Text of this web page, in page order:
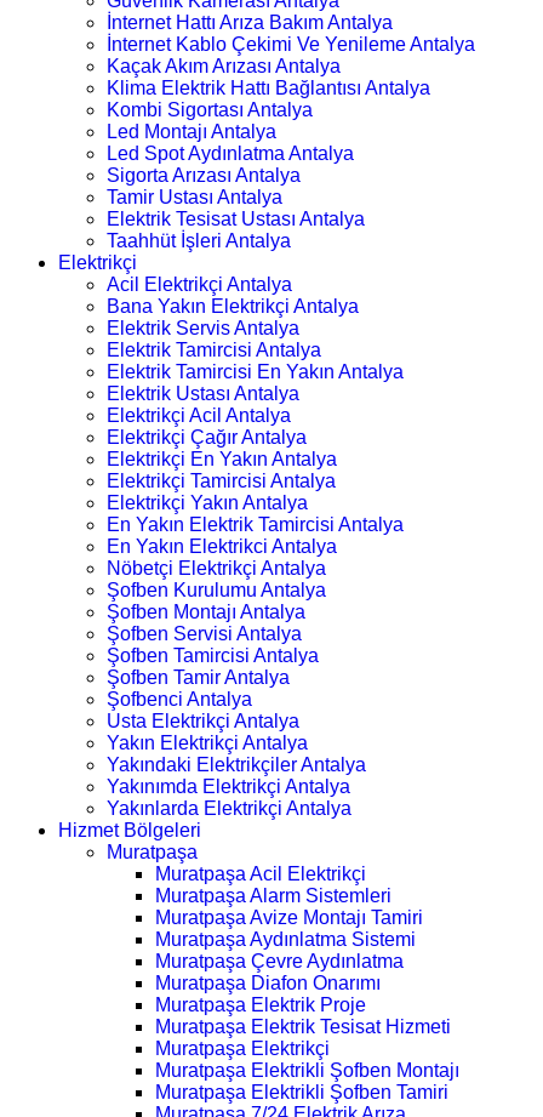
İnternet Hattı Arıza Bakım Antalya
İnternet Kablo Çekimi Ve Yenileme Antalya
Kaçak Akım Arızası Antalya
Klima Elektrik Hattı Bağlantısı Antalya
Kombi Sigortası Antalya
Led Montajı Antalya
Led Spot Aydınlatma Antalya
Sigorta Arızası Antalya
Tamir Ustası Antalya
Elektrik Tesisat Ustası Antalya
Taahhüt İşleri Antalya
Elektrikçi
Acil Elektrikçi Antalya
Bana Yakın Elektrikçi Antalya
Elektrik Servis Antalya
Elektrik Tamircisi Antalya
Elektrik Tamircisi En Yakın Antalya
Elektrik Ustası Antalya
Elektrikçi Acil Antalya
Elektrikçi Çağır Antalya
Elektrikçi En Yakın Antalya
Elektrikçi Tamircisi Antalya
Elektrikçi Yakın Antalya
En Yakın Elektrik Tamircisi Antalya
En Yakın Elektrikci Antalya
Nöbetçi Elektrikçi Antalya
Şofben Kurulumu Antalya
Şofben Montajı Antalya
Şofben Servisi Antalya
Şofben Tamircisi Antalya
Şofben Tamir Antalya
Şofbenci Antalya
Usta Elektrikçi Antalya
Yakın Elektrikçi Antalya
Yakındaki Elektrikçiler Antalya
Yakınımda Elektrikçi Antalya
Yakınlarda Elektrikçi Antalya
Hizmet Bölgeleri
Muratpaşa
Muratpaşa Acil Elektrikçi
Muratpaşa Alarm Sistemleri
Muratpaşa Avize Montajı Tamiri
Muratpaşa Aydınlatma Sistemi
Muratpaşa Çevre Aydınlatma
Muratpaşa Diafon Onarımı
Muratpaşa Elektrik Proje
Muratpaşa Elektrik Tesisat Hizmeti
Muratpaşa Elektrikçi
Muratpaşa Elektrikli Şofben Montajı
Muratpaşa Elektrikli Şofben Tamiri